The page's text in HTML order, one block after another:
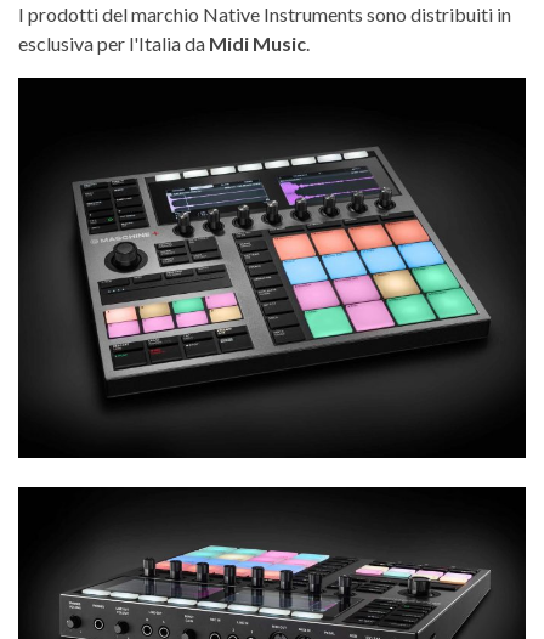
I prodotti del marchio Native Instruments sono distribuiti in
esclusiva per l'Italia da Midi Music